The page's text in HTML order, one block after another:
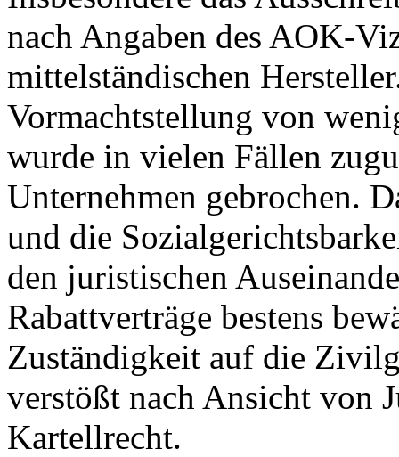
nach Angaben des AOK-
mittelständischen
Vormachtstellung von
wurde in vielen Fällen
Unternehmen gebrochen.
und die
den juristischen
Rabattverträge bestens
Zuständigkeit auf die
verstößt nach Ansicht von
Kartellrecht.